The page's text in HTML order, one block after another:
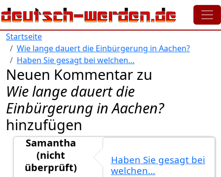
Direkt zum Inhalt
Startseite
Wie lange dauert die Einbürgerung in Aachen?
Haben Sie gesagt bei welchen…
Neuen Kommentar zu
Wie lange dauert die
Einbürgerung in Aachen?
hinzufügen
Samantha
(nicht
überprüft)
Haben Sie gesagt bei
welchen…